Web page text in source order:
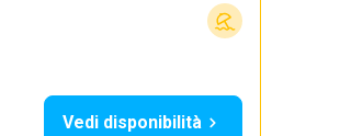
Vedi disponibilità